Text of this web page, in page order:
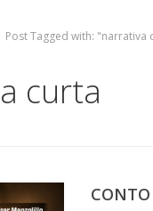
Post Tagged with: "narrativa
curta